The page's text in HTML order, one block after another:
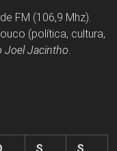
FM (106,9 Mhz).
(política, cultura,
Joel Jacintho.